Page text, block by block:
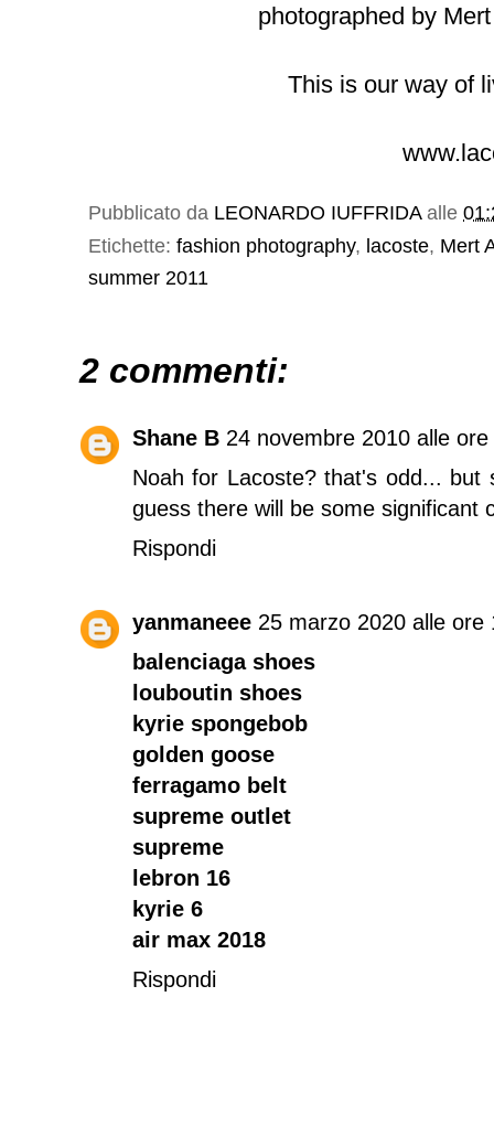
photographed by
This is our way of
Pubblicato da LEONARDO IUFFRIDA alle
Etichette: fashion photography, lacoste, Mert
summer 2011
2 commenti:
Shane B 24 novembre 2010 alle
Noah for Lacoste? that's odd...
guess there will be some significant
Rispondi
yanmaneee 25 marzo 2020 alle ore
balenciaga shoes
louboutin shoes
kyrie spongebob
golden goose
ferragamo belt
supreme outlet
supreme
lebron 16
kyrie 6
air max 2018
Rispondi